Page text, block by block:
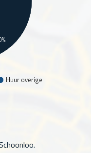
Huur overige